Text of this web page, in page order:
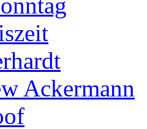
Ackermann